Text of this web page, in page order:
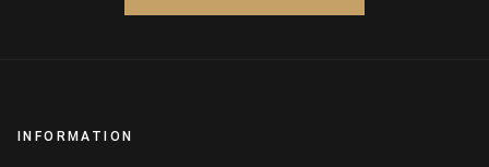
INFORMATION